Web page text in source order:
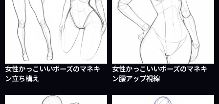
女性かっこいいポーズのマネキ
ン立ち構え
女性かっこいいポーズのマネキ
ン腰アップ視線